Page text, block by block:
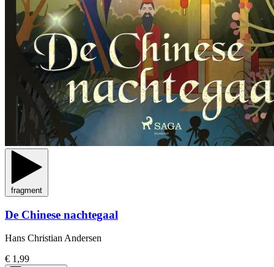
fragment
De Chinese nachtegaal
Hans Christian Andersen
€ 1,99